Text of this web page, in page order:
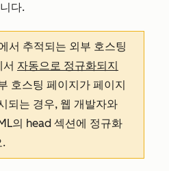
다.
서 추적되는 외부 호스팅
자동으로 정규화되지
호스팅 페이지가 페이지
되는 경우, 웹 개발자와
의 head 섹션에 정규화
.